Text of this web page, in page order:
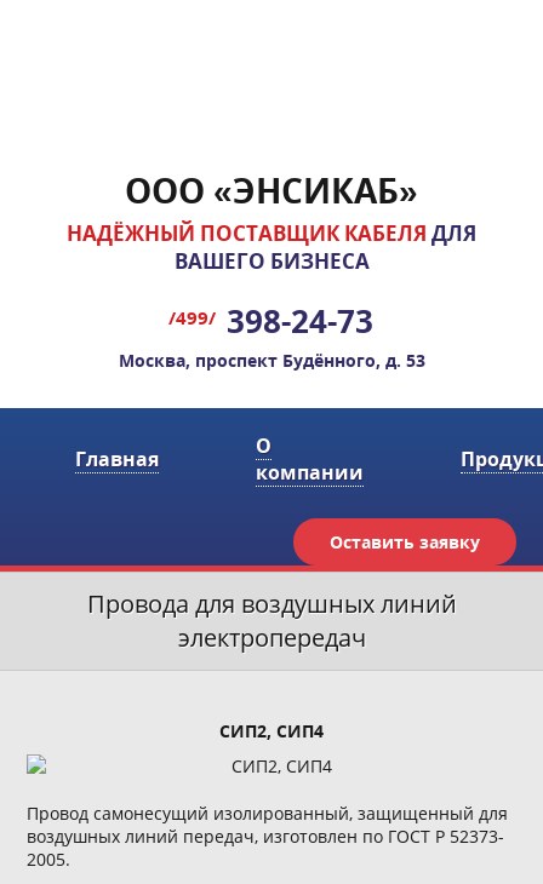
ООО «ЭНСИКАБ»
НАДЁЖНЫЙ ПОСТАВЩИК КАБЕЛЯ ДЛЯ
ВАШЕГО БИЗНЕСА
/499/ 398-24-73
Москва, проспект Будённого, д. 53
Главная
О
компании
Оставить заявку
Провода для воздушных линий
электропередач
СИП2, СИП4
Провод самонесущий изолированный, защищенный для
воздушных линий передач, изготовлен по ГОСТ Р 52373-
2005.